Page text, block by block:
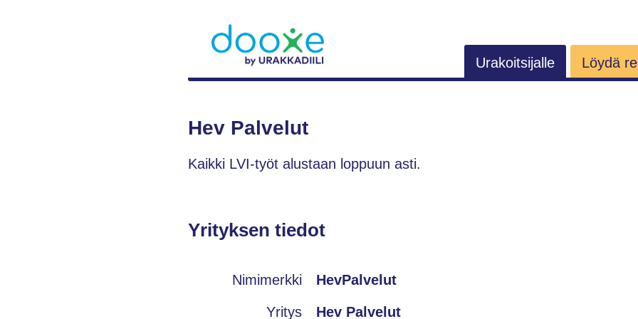
Urakoitsijalle Löydä
Hev Palvelut
Kaikki LVI-työt alustaan loppuun asti.
Yrityksen tiedot
Nimimerkki HevPalvelut
Yritys Hev Palvelut